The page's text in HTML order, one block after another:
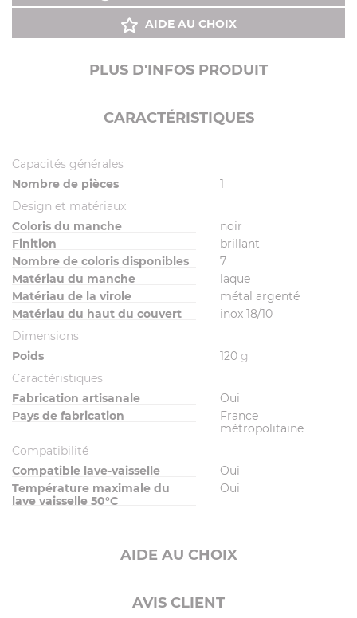
AIDE AU CHOIX
PLUS D'INFOS PRODUIT
CARACTÉRISTIQUES
Capacités générales
Nombre de pièces
1
Design et matériaux
Coloris du manche
noir
Finition
brillant
Nombre de coloris disponibles
7
Matériau du manche
laque
Matériau de la virole
métal argenté
Matériau du haut du couvert
inox 18/10
Dimensions
Poids
120 g
Caractéristiques
Fabrication artisanale
Oui
Pays de fabrication
France
métropolitaine
Compatibilité
Compatible lave-vaisselle
Oui
Température maximale du
lave vaisselle 50°C
Oui
AIDE AU CHOIX
AVIS CLIENT